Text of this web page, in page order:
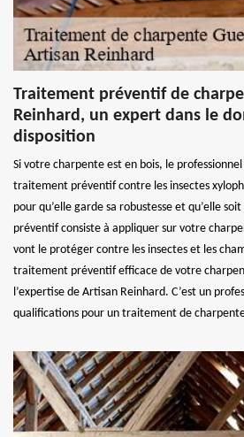
Traitement préventif de
Reinhard, un expert dans le
disposition
Si votre charpente est en bois, le
traitement préventif contre les insectes
pour qu’elle garde sa robustesse et qu’elle
préventif consiste à appliquer sur votre
vont le protéger contre les insectes et les
traitement préventif efficace de votre
l’expertise de Artisan Reinhard. C’est un
qualifications pour un traitement de